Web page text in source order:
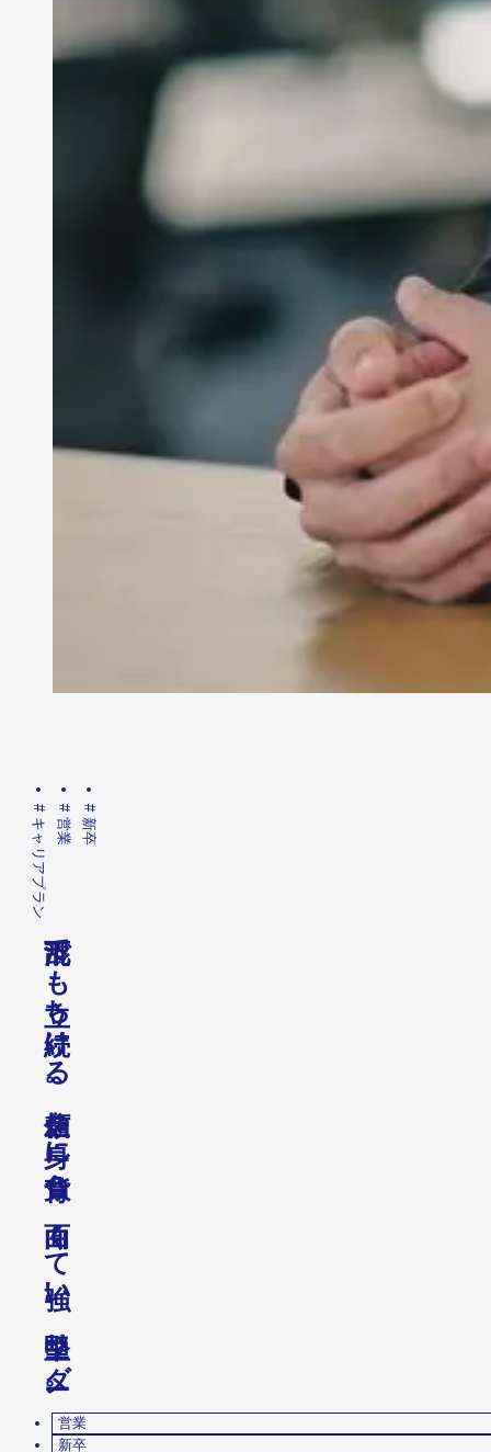
#
新卒
#
営業
#
キャリアプラン
で
も
ち
け
る
。
を
に
う
、
く
て
い
、
リ
ダ
。
営業
新卒